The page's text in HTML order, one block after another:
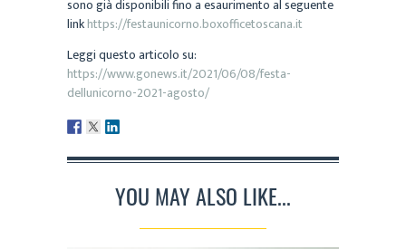
sono già disponibili fino a esaurimento al seguente
linkhttps://festaunicorno.boxofficetoscana.it
Leggi questo articolo su:
https://www.gonews.it/2021/06/08/festa-
dellunicorno-2021-agosto/
YOU MAY ALSO LIKE...